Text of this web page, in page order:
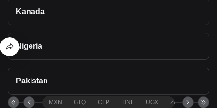
Kanada
Nigeria
Pakistan
MXN GTQ CLP HNL UGX ZAR TND